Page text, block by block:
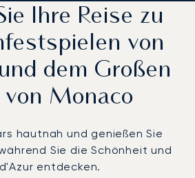
Ihre Reise zu
von
dem Großen
von Monaco
hautnah und genießen Sie
Sie die Schönheit und
entdecken.